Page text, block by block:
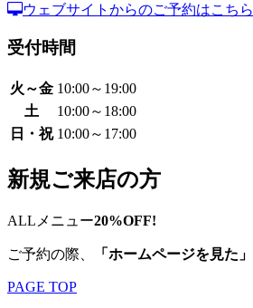
ウェブサイトからのご予約はこちら
受付時間
火～金 10:00～19:00
土
10:00～18:00
日・祝 10:00～17:00
新規ご来店の方
ALLメニュー20%OFF!
ご予約の際、 「ホームページを見た」
PAGE TOP